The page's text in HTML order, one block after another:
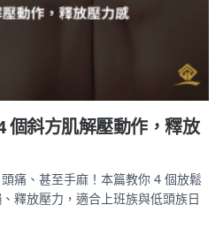
個斜方肌解壓動作，釋放
痛、甚至手麻！本篇教你 4 個放鬆
釋放壓力，適合上班族與低頭族日